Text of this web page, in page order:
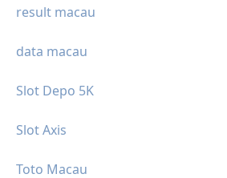
result macau
data macau
Slot Depo 5K
Slot Axis
Toto Macau